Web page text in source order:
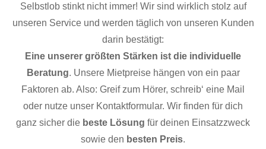
Selbstlob stinkt nicht immer! Wir sind wirklich stolz auf
unseren Service und werden täglich von unseren Kunden
darin bestätigt:
Eine unserer größten Stärken ist die individuelle
Beratung. Unsere Mietpreise hängen von ein paar
Faktoren ab. Also: Greif zum Hörer, schreib‘ eine Mail
oder nutze unser Kontaktformular. Wir finden für dich
ganz sicher die beste Lösung für deinen Einsatzzweck
sowie den besten Preis.